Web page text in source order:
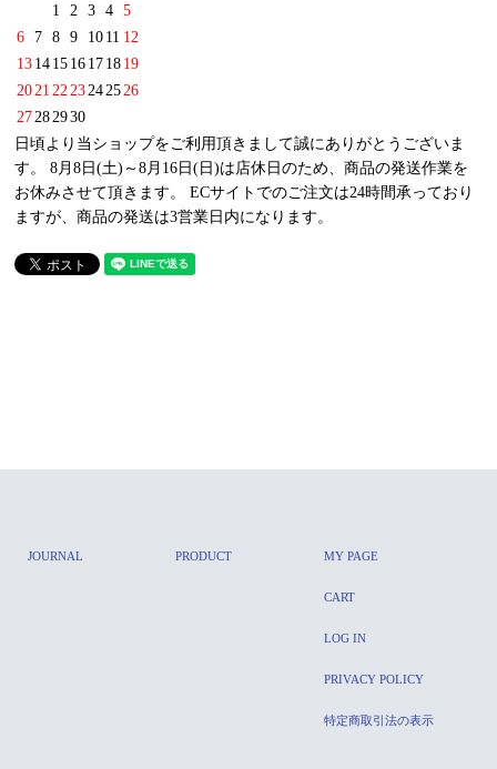
1
2 3 4
5
6
7 8 9 10 11 12
13 14 15 16 17 18 19
2021 2223242526
27282930
日頃より当ショップをご利用頂きまして誠にありがとうございま
す。 8月8日(土)～8月16日(日)は店休日のため、商品の発送作業を
お休みさせて頂きます。 ECサイトでのご注文は24時間承っており
ますが、商品の発送は3営業日内になります。
JOURNAL PRODUCT MY PAGE
CART
LOG IN
PRIVACY POLICY
特定商取引法の表示